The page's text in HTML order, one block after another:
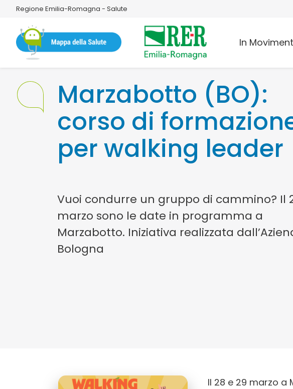
Regione Emilia-Romagna - Salute
In
Marzabotto (BO):
corso di
per walking leader
Vuoi condurre un gruppo di cammino? Il
marzo sono le date in programma a
Marzabotto. Iniziativa realizzata
Bologna
Il 28 e 29 marzo a